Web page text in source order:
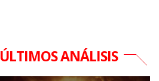
ÚLTIMOS ANÁLISIS